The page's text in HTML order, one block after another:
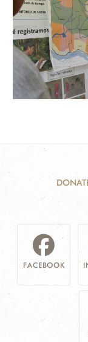
FACEBOOK